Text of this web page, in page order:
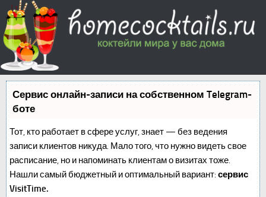
Сервис онлайн-записи на собственном Telegram-
боте
Тот, кто работает в сфере услуг, знает — без ведения
записи клиентов никуда. Мало того, что нужно видеть свое
расписание, но и напоминать клиентам о визитах тоже.
Нашли самый бюджетный и оптимальный вариант: сервис
VisitTime.